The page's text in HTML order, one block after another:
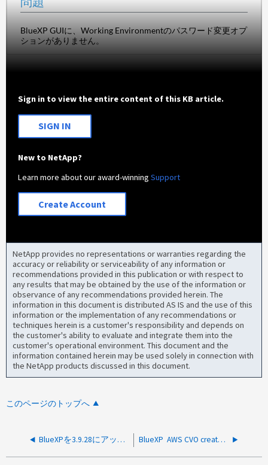
BlueXP GUIに、Working Environmentのパスワード変更オプ
ションがありません。
Sign in to view the entire content of this KB article.
SIGN IN
New to NetApp?
Learn more about our award-winningSupport
Create Account
NetApp provides no representations or warranties regarding the
accuracy or reliability or serviceability of any information or
recommendations provided in this publication or with respect to
any results that may be obtained by the use of the information or
observance of any recommendations provided herein. The
information in this document is distributed AS IS and the use of this
information or the implementation of any recommendations or
techniques herein is a customer's responsibility and depends on
the customer's ability to evaluate and integrate them into the
customer's operational environment. This document and the
information contained herein may be used solely in connection with
the NetApp products discussed in this document.
このページのトップへ
BlueXPを3.9.28にアップグレードすると、Blobの使用量が0GiBと表示される BlueXP AWS CVO create-subtask AWS S3の「Create Cloud Formation Stack」が失敗し、「No identity-based policy allows the IAM：TagRole」というエラーが表示される